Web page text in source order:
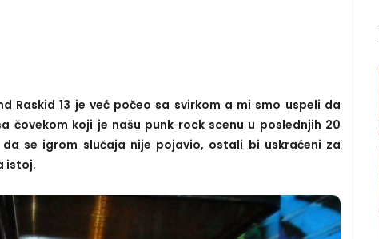
Raskid 13 je već počeo sa svirkom a mi smo uspeli da
čovekom koji je našu punk rock scenu u poslednjih 20
se igrom slučaja nije pojavio, ostali bi uskraćeni za
istoj.